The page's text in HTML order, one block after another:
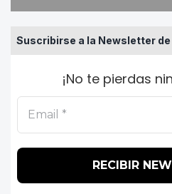
Suscribirse a la Newsletter
¡No te pierdas